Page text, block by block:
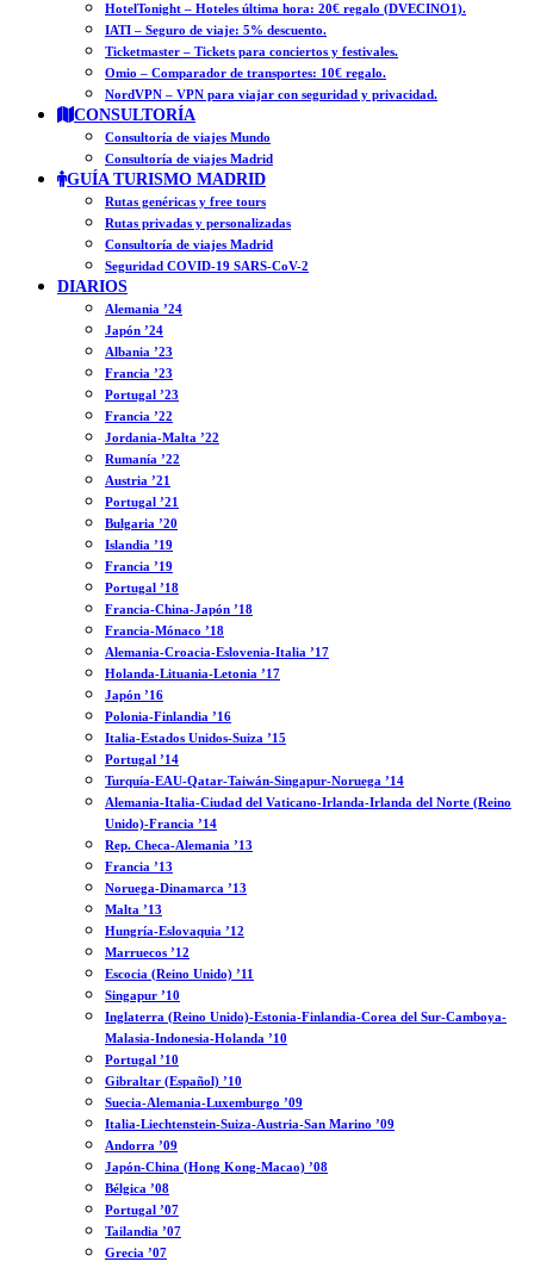
HotelTonight – Hoteles última hora: 20€ regalo (DVECINO1).
IATI – Seguro de viaje: 5% descuento.
Ticketmaster – Tickets para conciertos y festivales.
Omio – Comparador de transportes: 10€ regalo.
NordVPN – VPN para viajar con seguridad y privacidad.
CONSULTORÍA
Consultoría de viajes Mundo
Consultoría de viajes Madrid
GUÍA TURISMO MADRID
Rutas genéricas y free tours
Rutas privadas y personalizadas
Consultoría de viajes Madrid
Seguridad COVID-19 SARS-CoV-2
DIARIOS
Alemania ’24
Japón ’24
Albania ’23
Francia ’23
Portugal ’23
Francia ’22
Jordania-Malta ’22
Rumanía ’22
Austria ’21
Portugal ’21
Bulgaria ’20
Islandia ’19
Francia ’19
Portugal ’18
Francia-China-Japón ’18
Francia-Mónaco ’18
Alemania-Croacia-Eslovenia-Italia ’17
Holanda-Lituania-Letonia ’17
Japón ’16
Polonia-Finlandia ’16
Italia-Estados Unidos-Suiza ’15
Portugal ’14
Turquía-EAU-Qatar-Taiwán-Singapur-Noruega ’14
Alemania-Italia-Ciudad del Vaticano-Irlanda-Irlanda del Norte (Reino
Unido)-Francia ’14
Rep. Checa-Alemania ’13
Francia ’13
Noruega-Dinamarca ’13
Malta ’13
Hungría-Eslovaquia ’12
Marruecos ’12
Escocia (Reino Unido) ’11
Singapur ’10
Inglaterra (Reino Unido)-Estonia-Finlandia-Corea del Sur-Camboya-
Malasia-Indonesia-Holanda ’10
Portugal ’10
Gibraltar (Español) ’10
Suecia-Alemania-Luxemburgo ’09
Italia-Liechtenstein-Suiza-Austria-San Marino ’09
Andorra ’09
Japón-China (Hong Kong-Macao) ’08
Bélgica ’08
Portugal ’07
Tailandia ’07
Grecia ’07